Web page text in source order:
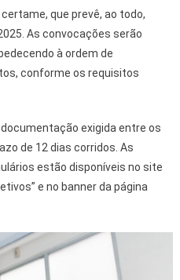
que prevê, ao todo,
As convocações serão
à ordem de
conforme os requisitos
exigida entre os
de 12 dias corridos. As
estão disponíveis no site
e no banner da página